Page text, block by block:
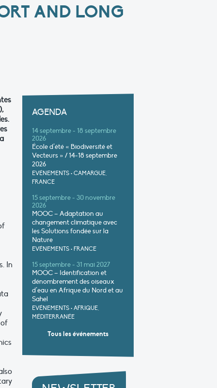
AND LONG
In
AGENDA
14 septembre - 18 septembre
2026
École d’été « Biodiversité et
Vecteurs » / 14-18 septembre
2026
EVÉNEMENTS • CAMARGUE,
FRANCE
15 septembre - 30 novembre
2026
MOOC – Adaptation au
changement climatique avec
les Solutions fondée sur la
Nature
EVÉNEMENTS • FRANCE
15 septembre - 31 mai 2027
MOOC – Identification et
dénombrement des oiseaux
d’eau en Afrique du Nord et au
Sahel
EVÉNEMENTS • AFRIQUE,
MÉDITERRANÉE
Tous les événements